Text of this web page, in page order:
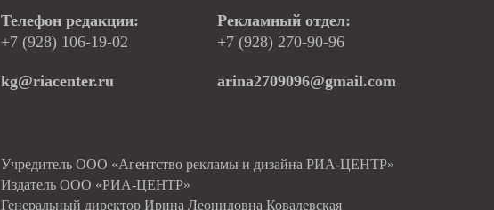
Телефон редакции:
+7 (928) 106-19-02
kg@riacenter.ru
Рекламный отдел:
+7 (928) 270-90-96
arina2709096@gmail.com
Учредитель ООО «Агентство рекламы и дизайна РИА-ЦЕНТР»
Издатель ООО «РИА-ЦЕНТР»
Генеральный директор Ирина Леонидовна Ковалевская